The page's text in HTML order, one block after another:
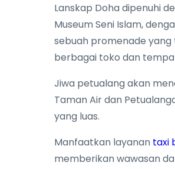
Lanskap Doha dipenuhi
Museum Seni Islam,
sebuah promenade
berbagai toko dan
Jiwa petualang akan
Taman Air dan
yang luas.
Manfaatkan layanan taxi
memberikan wawasan